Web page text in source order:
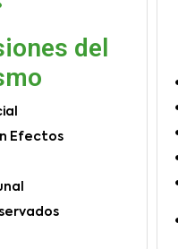
del
Efectos